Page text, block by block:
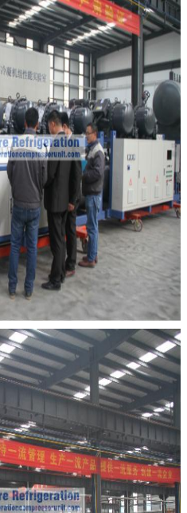
57 76
45
3632 3632
1100 1100
1800